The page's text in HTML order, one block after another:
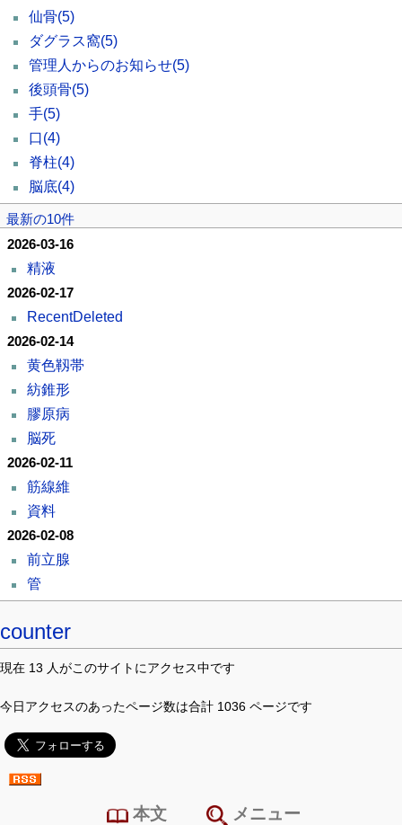
仙骨(5)
ダグラス窩(5)
管理人からのお知らせ(5)
後頭骨(5)
手(5)
口(4)
脊柱(4)
脳底(4)
最新の10件
2026-03-16
精液
2026-02-17
RecentDeleted
2026-02-14
黄色靱帯
紡錐形
膠原病
脳死
2026-02-11
筋線維
資料
2026-02-08
前立腺
管
counter
現在 13 人がこのサイトにアクセス中です
今日アクセスのあったページ数は合計 1036 ページです
本文 メニュー